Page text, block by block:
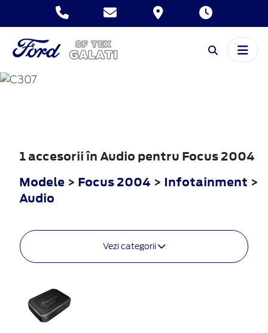
FOCUS
1 accesorii în Audio pentru Focus 2004
Modele > Focus 2004 > Infotainment >
Audio
Vezi categorii